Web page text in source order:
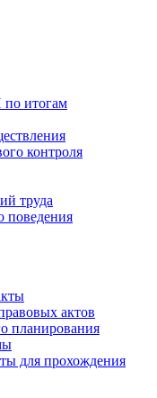
итогам
контроля
труда
поведения
актов
планирования
для прохождения